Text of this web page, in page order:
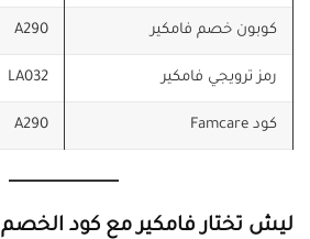
كوبون خصم فامكير A290
رمز ترويجي فامكير LA032
كود Famcare A290
ليش تختار فامكير مع كود الخصم